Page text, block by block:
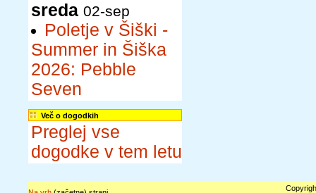
sreda 02-sep
Poletje v Šiški -
Summer in Šiška
2026: Pebble
Seven
Več o dogodkih
Preglej vse
dogodke v tem letu